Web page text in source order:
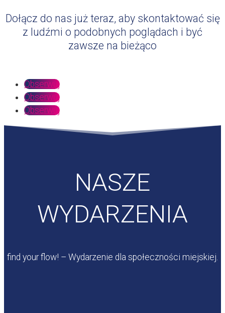
Dołącz do nas już teraz, aby skontaktować się
z ludźmi o podobnych poglądach i być
zawsze na bieżąco
Obserwuj
Obserwuj
Obserwuj
NASZE
WYDARZENIA
find your flow! – Wydarzenie dla społeczności miejskiej.